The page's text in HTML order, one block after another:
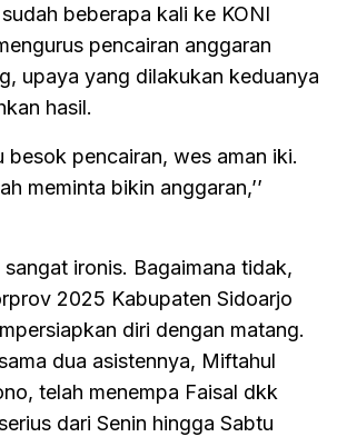
beberapa kali ke KONI
pencairan anggaran
upaya yang dilakukan keduanya
hasil.
besok pencairan, wes aman iki.
meminta bikin anggaran,’’
ironis. Bagaimana tidak,
2025 Kabupaten Sidoarjo
diri dengan matang.
dua asistennya, Miftahul
telah menempa Faisal dkk
dari Senin hingga Sabtu